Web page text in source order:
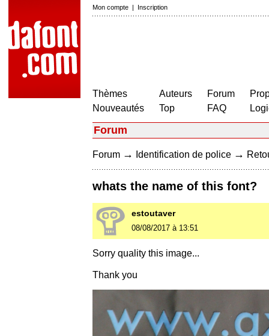
Mon compte | Inscription
Thèmes
Nouveautés
Auteurs
Top
Forum
FAQ
Forum
Forum → Identification de police →
whats the name of this font?
estoutaver
08/08/2017 à 13:51
Sorry quality this image...
Thank you